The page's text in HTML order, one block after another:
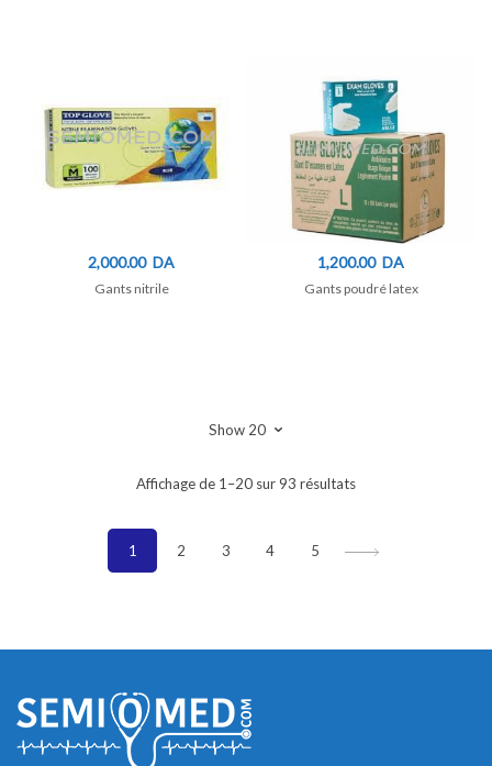
2,000.00 DA
Gants nitrile
1,200.00 DA
Gants poudré latex
Affichage de 1–20 sur 93 résultats
1 2 3 4 5